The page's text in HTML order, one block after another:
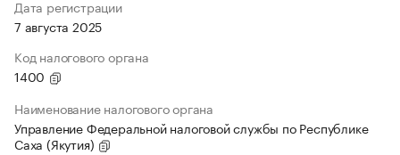
Дата регистрации
7 августа 2025
Код налогового органа
1400
Наименование налогового органа
Управление Федеральной налоговой службы по Республике
Саха (Якутия)